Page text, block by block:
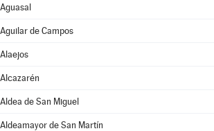
Aguasal
Aguilar de Campos
Alaejos
Alcazarén
Aldea de San Miguel
Aldeamayor de San Martín